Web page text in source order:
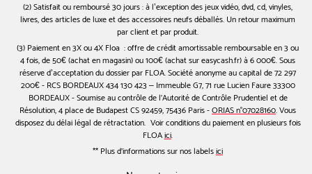
(2) Satisfait ou remboursé 30 jours : à l’exception des jeux vidéo, dvd, cd, vinyles,
livres, des articles de luxe et des accessoires neufs déballés. Un retour maximum
par client et par produit.
(3) Paiement en 3X ou 4X Floa : offre de crédit amortissable remboursable en 3 ou
4 fois, de 50€ (achat en magasin) ou 100€ (achat sur easycash.fr) à 6 000€. Sous
réserve d’acceptation du dossier par FLOA. Société anonyme au capital de 72 297
200€ - RCS BORDEAUX 434 130 423 – Immeuble G7, 71 rue Lucien Faure 33300
BORDEAUX - Soumise au contrôle de l'Autorité de Contrôle Prudentiel et de
Résolution, 4 place de Budapest CS 92459, 75436 Paris -ORIAS n°07028160. Vous
disposez du délai légal de rétractation. Voir conditions du paiement en plusieurs fois
FLOAici.
** Plus d'informations sur nos labelsici